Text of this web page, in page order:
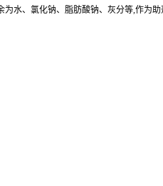
水、氯化钠、脂肪酸钠、灰分等,作为